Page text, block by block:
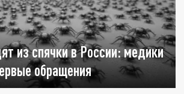
из спячки в России: медики
обращения